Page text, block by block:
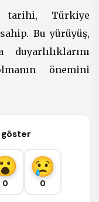
tarihi, Türkiye
Bu yürüyüş,
önemini
0 0